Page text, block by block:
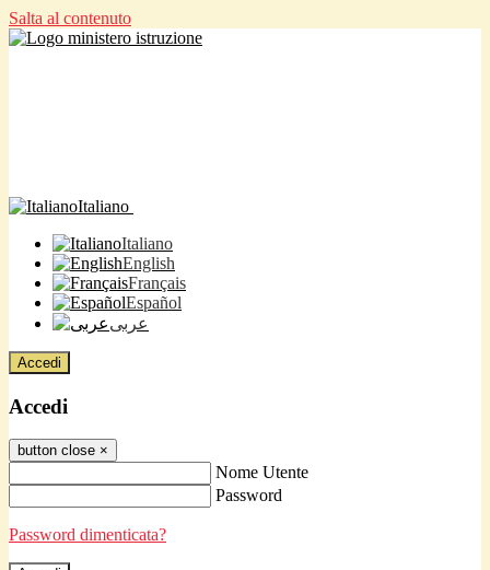
Salta al contenuto
Italiano
Italiano
English
Français
Español
عربى
Accedi
Accedi
button close ×
Nome Utente
Password
Password dimenticata?